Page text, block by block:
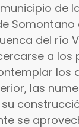
de
Somontano
del río
a los
los
las
se